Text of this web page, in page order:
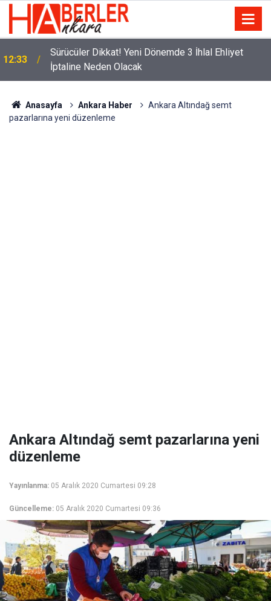
12:33
Sürücüler Dikkat! Yeni Dönemde 3 İhlal Ehliyet
İptaline Neden Olacak
Anasayfa Ankara Haber
Ankara Altındağ semt
pazarlarına yeni düzenleme
Ankara Altındağ semt pazarlarına yeni
düzenleme
Yayınlanma: 05 Aralık 2020 Cumartesi 09:28
Güncelleme: 05 Aralık 2020 Cumartesi 09:36